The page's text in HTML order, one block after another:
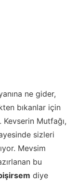
ne gider,
bıkanlar için
Mutfağı,
sizleri
Mevsim
bu
diye